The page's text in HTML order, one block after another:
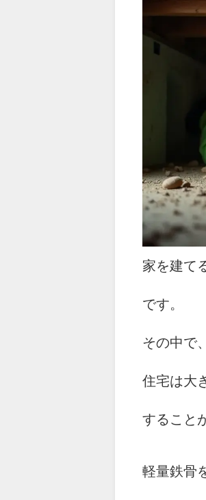
家を建て
です。
その中で
住宅は大
すること
軽量鉄骨